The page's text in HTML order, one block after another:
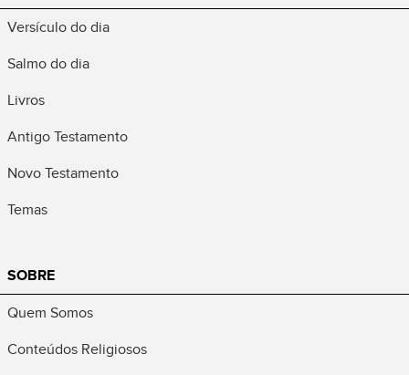
Versículo do dia
Salmo do dia
Livros
Antigo Testamento
Novo Testamento
Temas
SOBRE
Quem Somos
Conteúdos Religiosos